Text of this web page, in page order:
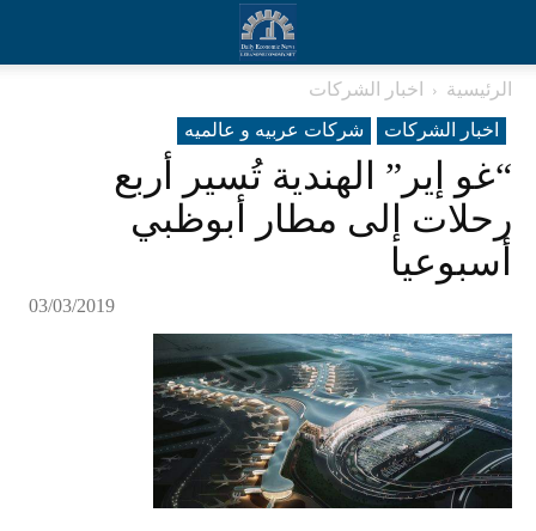
الرئيسية
اخبار الشركات
اخبار الشركات
شرکات عربیه و عالمیه
“غو إير” الهندية تُسير أربع
رحلات إلى مطار أبوظبي
أسبوعيا
03/03/2019